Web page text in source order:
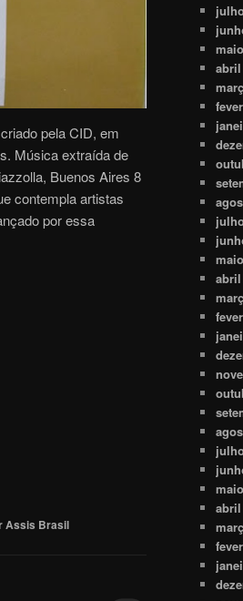
pela CID, em
Música extraída de
Buenos Aires 8
contempla artistas
por essa
Assis Brasil
abril
abril
abril